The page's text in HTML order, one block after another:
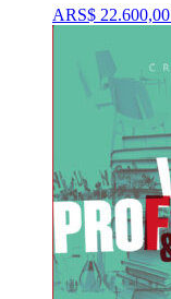
ARS$ 22.600,00